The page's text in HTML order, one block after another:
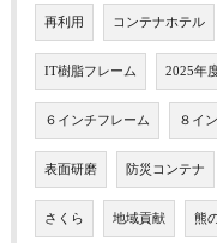
再利用 コンテナホテル
IT樹脂フレーム 2025年
６インチフレーム ８イ
表面研磨 防災コンテナ
さくら 地域貢献 熊